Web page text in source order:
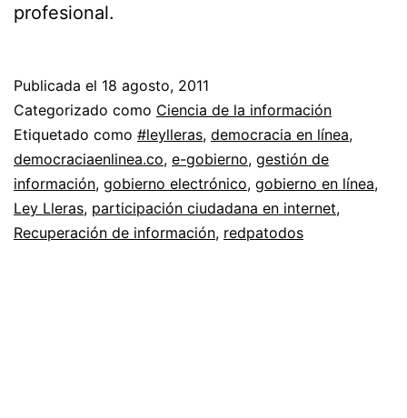
profesional.
Publicada el 18 agosto, 2011
Categorizado como Ciencia de la información
Etiquetado como #leylleras, democracia en línea,
democraciaenlinea.co, e-gobierno, gestión de
información, gobierno electrónico, gobierno en línea,
Ley Lleras, participación ciudadana en internet,
Recuperación de información, redpatodos